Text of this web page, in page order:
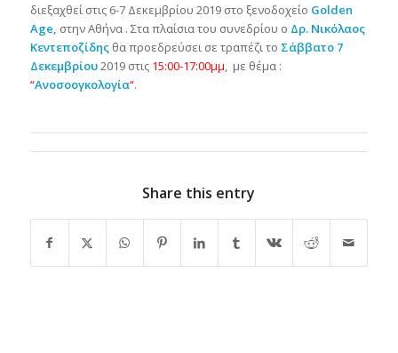
διεξαχθεί στις 6-7 Δεκεμβρίου 2019 στο ξενοδοχείο Golden
Age, στην Αθήνα . Στα πλαίσια του συνεδρίου ο Δρ. Νικόλαος
Κεντεποζίδηςθα προεδρεύσει σε τραπέζι το Σάββατο 7
Δεκεμβρίου2019 στις 15:00-17:00μμ, με θέμα :
“Ανοσοογκολογία“.
Share this entry